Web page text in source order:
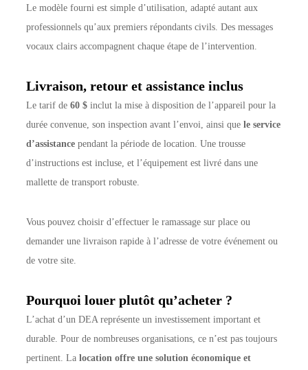
Le modèle fourni est simple d’utilisation, adapté autant aux
professionnels qu’aux premiers répondants civils. Des messages
vocaux clairs accompagnent chaque étape de l’intervention.
Livraison, retour et assistance inclus
Le tarif de60 $ inclut la mise à disposition de l’appareil pour la
durée convenue, son inspection avant l’envoi, ainsi quele service
d’assistance pendant la période de location. Une trousse
d’instructions est incluse, et l’équipement est livré dans une
mallette de transport robuste.
Vous pouvez choisir d’effectuer le ramassage sur place ou
demander une livraison rapide à l’adresse de votre événement ou
de votre site.
Pourquoi louer plutôt qu’acheter ?
L’achat d’un DEA représente un investissement important et
durable. Pour de nombreuses organisations, ce n’est pas toujours
pertinent. Lalocation offre une solution économique et